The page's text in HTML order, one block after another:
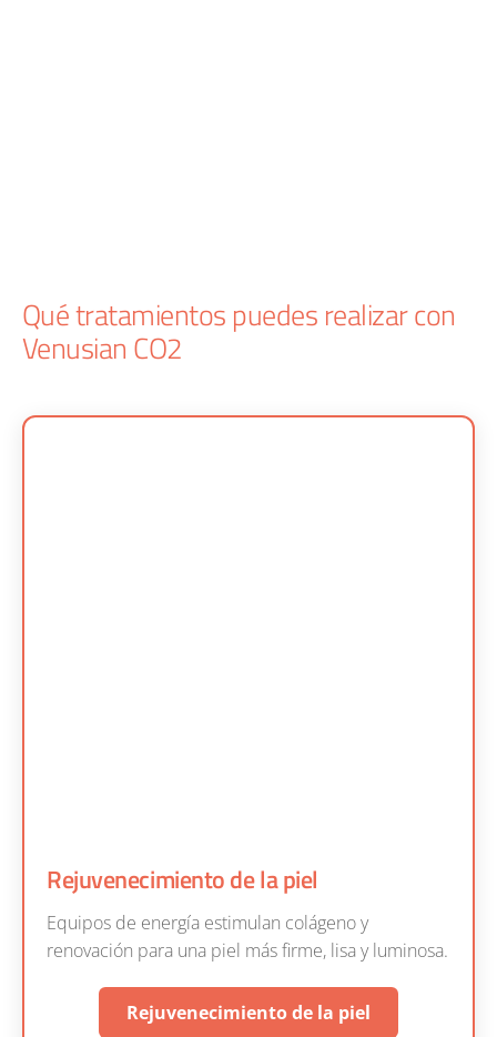
Qué tratamientos puedes realizar con
Venusian CO2
Rejuvenecimiento de la piel
Equipos de energía estimulan colágeno y
renovación para una piel más firme, lisa y luminosa.
Rejuvenecimiento de la piel